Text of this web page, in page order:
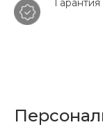
Гарантия